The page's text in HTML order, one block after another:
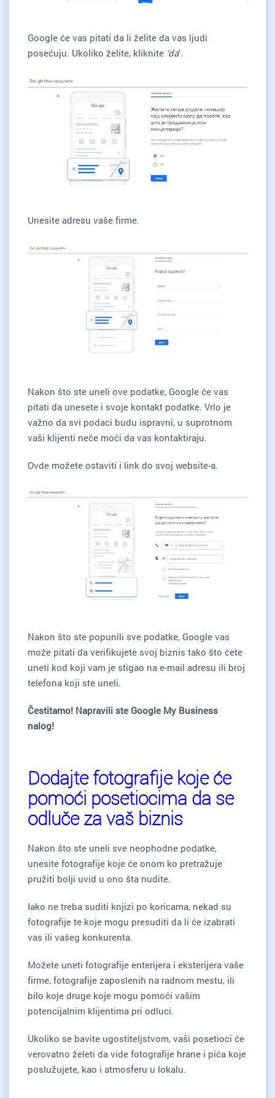
Google će vas pitati da li želite da vas ljudi
posećuju. Ukoliko želite, kliknite ‘da’.
Unesite adresu vaše firme.
Nakon što ste uneli ove podatke, Google će vas
pitati da unesete i svoje kontakt podatke. Vrlo je
važno da svi podaci budu ispravni, u suprotnom
vaši klijenti neće moći da vas kontaktiraju.
Ovde možete ostaviti i link do svoj website-a.
Nakon što ste popunili sve podatke, Google vas
može pitati da verifikujete svoj biznis tako što ćete
uneti kod koji vam je stigao na e-mail adresu ili broj
telefona koji ste uneli.
Čestitamo! Napravili ste Google My Business
nalog!
Dodajte fotografije koje će
pomoći posetiocima da se
odluče za vaš biznis
Nakon što ste uneli sve neophodne podatke,
unesite fotografije koje će onom ko pretražuje
pružiti bolji uvid u ono šta nudite.
Iako ne treba suditi knjizi po koricama, nekad su
fotografije te koje mogu presuditi da li će izabrati
vas ili vašeg konkurenta.
Možete uneti fotografije enterijera i eksterijera vaše
firme, fotografije zaposlenih na radnom mestu, ili
bilo koje druge koje mogu pomoći vašim
potencijalnim klijentima pri odluci.
Ukoliko se bavite ugostiteljstvom, vaši posetioci će
verovatno želeti da vide fotografije hrane i pića koje
poslužujete, kao i atmosferu u lokalu.